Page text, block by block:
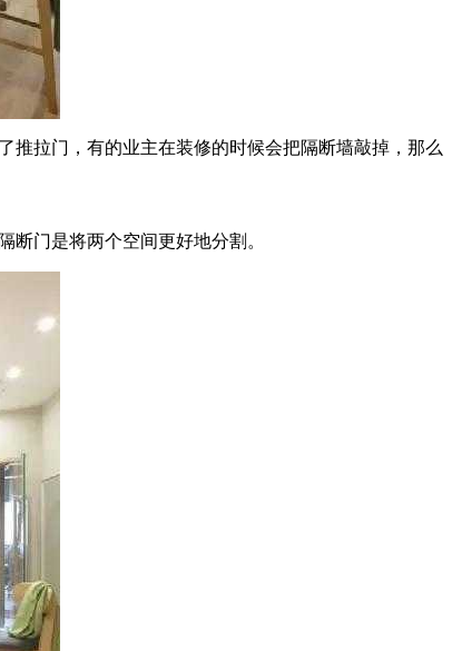
推拉门，有的业主在装修的时候会把隔断墙敲掉，那么
门是将两个空间更好地分割。